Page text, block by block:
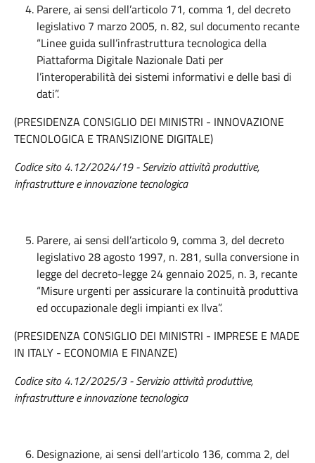
Parere, ai sensi dell’articolo 71, comma 1, del decreto
legislativo 7 marzo 2005, n. 82, sul documento recante
“Linee guida sull’infrastruttura tecnologica della
Piattaforma Digitale Nazionale Dati per
l’interoperabilità dei sistemi informativi e delle basi di
dati”.
(PRESIDENZA CONSIGLIO DEI MINISTRI - INNOVAZIONE
TECNOLOGICA E TRANSIZIONE DIGITALE)
Codice sito 4.12/2024/19 - Servizio attività produttive,
infrastrutture e innovazione tecnologica
Parere, ai sensi dell’articolo 9, comma 3, del decreto
legislativo 28 agosto 1997, n. 281, sulla conversione in
legge del decreto-legge 24 gennaio 2025, n. 3, recante
“Misure urgenti per assicurare la continuità produttiva
ed occupazionale degli impianti ex Ilva”.
(PRESIDENZA CONSIGLIO DEI MINISTRI - IMPRESE E MADE
IN ITALY - ECONOMIA E FINANZE)
Codice sito 4.12/2025/3 - Servizio attività produttive,
infrastrutture e innovazione tecnologica
Designazione, ai sensi dell’articolo 136, comma 2, del